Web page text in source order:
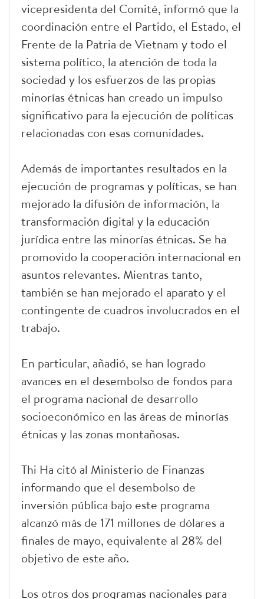
vicepresidenta del Comité, informó que la
coordinación entre el Partido, el Estado, el
Frente de la Patria de Vietnam y todo el
sistema político, la atención de toda la
sociedad y los esfuerzos de las propias
minorías étnicas han creado un impulso
significativo para la ejecución de políticas
relacionadas con esas comunidades.
Además de importantes resultados en la
ejecución de programas y políticas, se han
mejorado la difusión de información, la
transformación digital y la educación
jurídica entre las minorías étnicas. Se ha
promovido la cooperación internacional en
asuntos relevantes. Mientras tanto,
también se han mejorado el aparato y el
contingente de cuadros involucrados en el
trabajo.
En particular, añadió, se han logrado
avances en el desembolso de fondos para
el programa nacional de desarrollo
socioeconómico en las áreas de minorías
étnicas y las zonas montañosas.
Thi Ha citó al Ministerio de Finanzas
informando que el desembolso de
inversión pública bajo este programa
alcanzó más de 171 millones de dólares a
finales de mayo, equivalente al 28% del
objetivo de este año.
Los otros dos programas nacionales para